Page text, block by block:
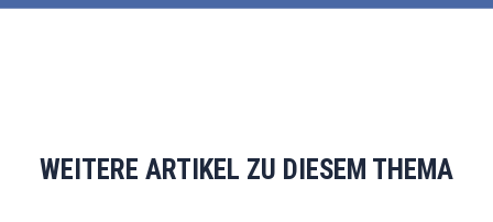
WEITERE ARTIKEL ZU DIESEM THEMA